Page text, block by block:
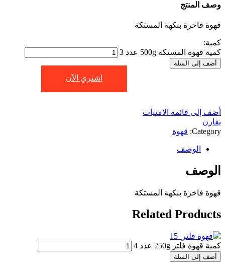
وصف المنتج
قهوة فاخرة بنكهة المستكة
كمية:
كمية قهوة المستكة 500g عدد 3
أضف إلى السلة
اشتري الآن
أضف إلى قائمة الامنيات
يقارن
Category: قهوة
الوصف
الوصف
قهوة فاخرة بنكهة المستكة
Related Products
كمية قهوة فلتر 250g عدد 4
أضف إلى السلة